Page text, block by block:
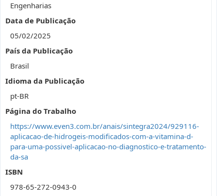
Engenharias
Data de Publicação
05/02/2025
País da Publicação
Brasil
Idioma da Publicação
pt-BR
Página do Trabalho
https://www.even3.com.br/anais/sintegra2024/929116-
aplicacao-de-hidrogeis-modificados-com-a-vitamina-d-
para-uma-possivel-aplicacao-no-diagnostico-e-tratamento-
da-sa
ISBN
978-65-272-0943-0